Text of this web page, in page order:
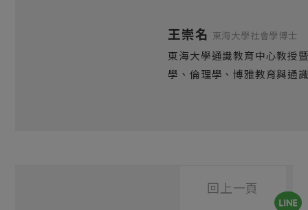
王崇名 東海大學社會學博士
東海大學通識教育中心教授
學、倫理學、博雅教育與通
回上一頁